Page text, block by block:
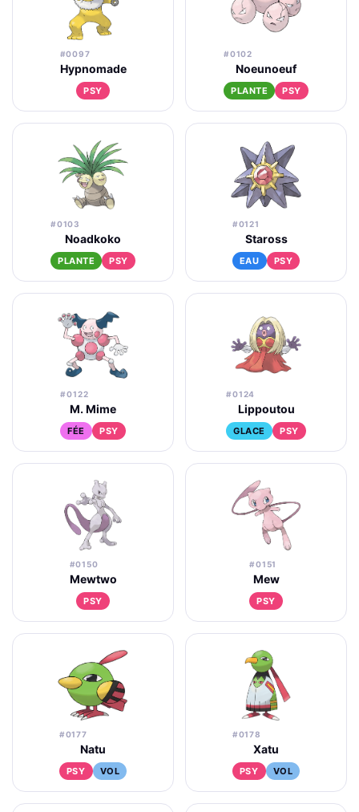
#0097
Hypnomade
PSY
#0102
Noeunoeuf
PLANTE PSY
#0103
Noadkoko
PLANTE PSY
#0121
Staross
EAU PSY
#0122
M. Mime
FÉE PSY
#0124
Lippoutou
GLACE PSY
#0150
Mewtwo
PSY
#0151
Mew
PSY
#0177
Natu
PSY VOL
#0178
Xatu
PSY VOL